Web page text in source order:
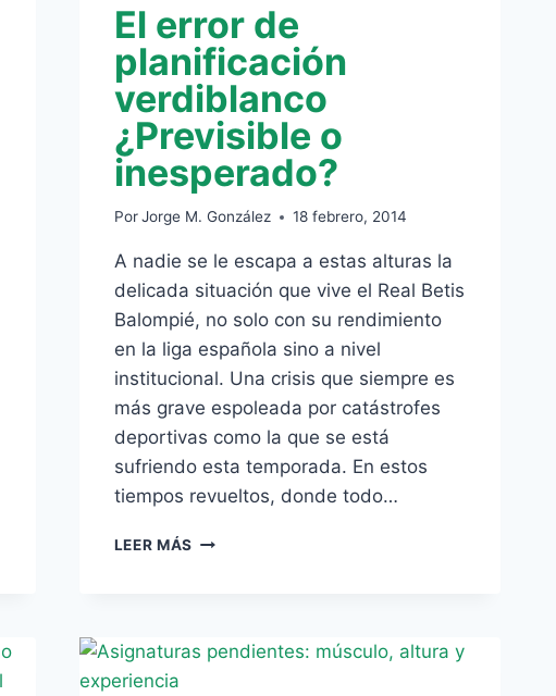
El error de
planificación
verdiblanco
¿Previsible o
inesperado?
Por Jorge M. González 18 febrero, 2014
A nadie se le escapa a estas alturas la
delicada situación que vive el Real Betis
Balompié, no solo con su rendimiento
en la liga española sino a nivel
institucional. Una crisis que siempre es
más grave espoleada por catástrofes
deportivas como la que se está
sufriendo esta temporada. En estos
tiempos revueltos, donde todo…
LEER MÁS EL
¿PREVISIBLE